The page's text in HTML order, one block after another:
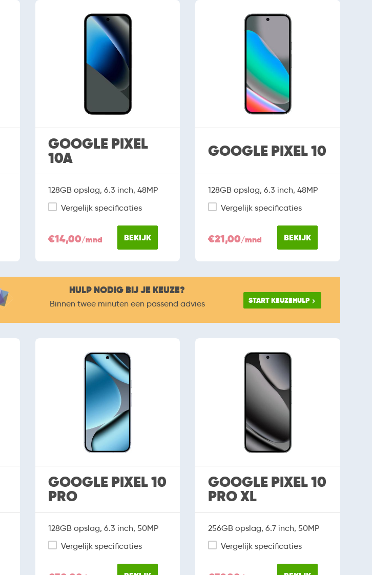
GOOGLE PIXEL
10A
128GB opslag, 6.3 inch, 48MP
Vergelijk specificaties
€14,00/mnd BEKIJK
GOOGLE PIXEL 10
128GB opslag, 6.3 inch, 48MP
Vergelijk specificaties
€21,00/mnd BEKIJK
HULP NODIG BIJ JE KEUZE?
Binnen twee minuten een passend advies START KEUZEHULP
GOOGLE PIXEL 10
PRO
128GB opslag, 6.3 inch, 50MP
Vergelijk specificaties
GOOGLE PIXEL 10
PRO XL
256GB opslag, 6.7 inch, 50MP
Vergelijk specificaties